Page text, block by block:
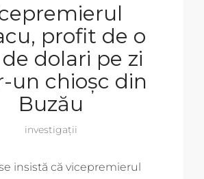
profit de o
dolari pe zi
un chioșc din
Buzău
investigații
insistă că vicepremierul